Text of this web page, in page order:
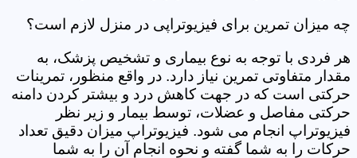
چه میزان تمرین برای فیزیوتراپی در منزل لازم است؟
هر فردی با توجه به نوع بیماری و تشخیص پزشک، به
مقدار متفاوتی تمرین نیاز دارد. در واقع منظور، تمرینات
حرکتی است که در جهت کاهش درد و بیشتر کردن دامنه
حرکتی مفاصل و عضلات، توسط بیمار و زیر نظر
فیزیوتراپ انجام می شود. فیزیوتراپ میزان دقیق تعداد
حرکات را به شما گفته و نحوه انجام آن را به شما